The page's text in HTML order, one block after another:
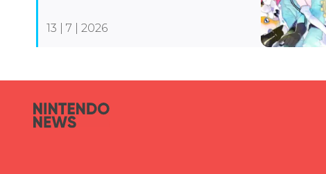
13 | 7 | 2026